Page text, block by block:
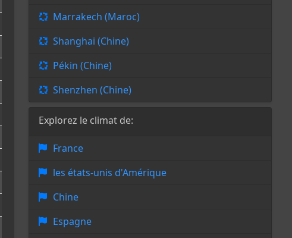
Marrakech (Maroc)
Shanghai (Chine)
Pékin (Chine)
Shenzhen (Chine)
Explorez le climat de:
France
les états-unis d'Amérique
Chine
Espagne